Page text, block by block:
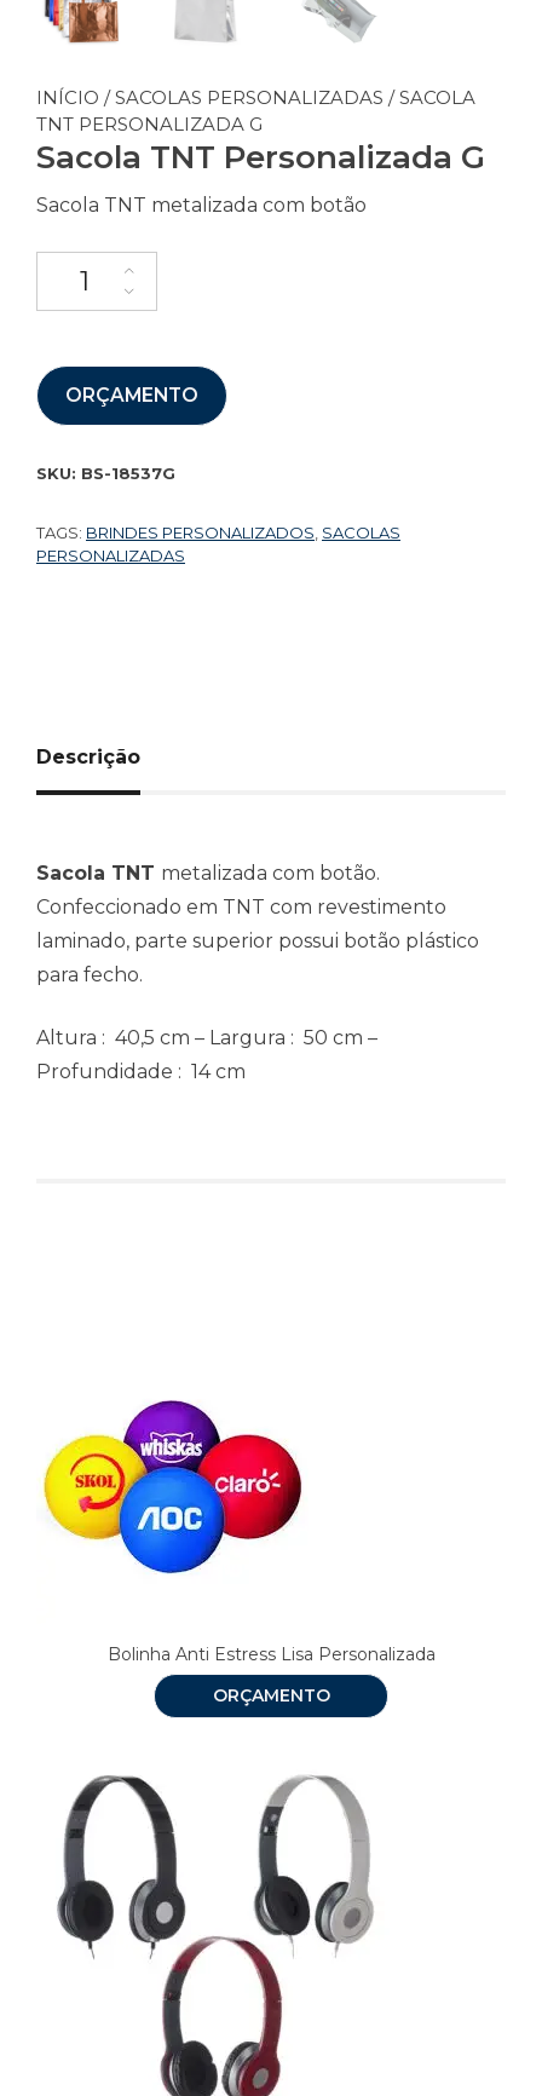
INÍCIO /SACOLAS PERSONALIZADAS / SACOLA
TNT PERSONALIZADA G
Sacola TNT Personalizada G
Sacola TNT metalizada com botão
ORÇAMENTO
SKU: BS-18537G
TAGS: BRINDES PERSONALIZADOS SACOLAS
PERSONALIZADAS
Descrição
Sacola TNT metalizada com botão.
Confeccionado em TNT com revestimento
laminado, parte superior possui botão plástico
para fecho.
Altura : 40,5 cm – Largura : 50 cm –
Profundidade : 14 cm
Bolinha Anti Estress Lisa Personalizada
ORÇAMENTO